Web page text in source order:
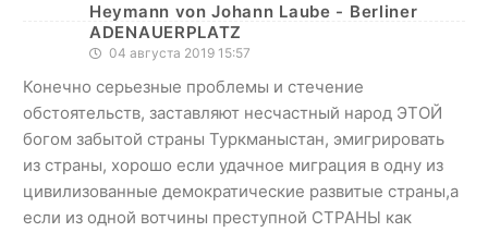
Heymann von Johann Laube - Berliner
ADENAUERPLATZ
04 августа 2019 15:57
Конечно серьезные проблемы и стечение
обстоятельств, заставляют несчастный народ ЭТОЙ
богом забытой страны Туркманыстан, эмигрировать
из страны, хорошо если удачное миграция в одну из
цивилизованные демократические развитые страны,а
если из одной вотчины преступной СТРАНЫ как